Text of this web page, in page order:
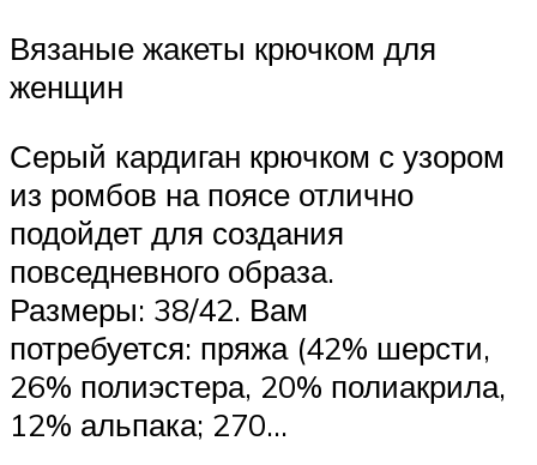
Вязаные жакеты крючком для
женщин
Серый кардиган крючком с узором
из ромбов на поясе отлично
подойдет для создания
повседневного образа.
Размеры: 38/42. Вам
потребуется: пряжа (42% шерсти,
26% полиэстера, 20% полиакрила,
12% альпака; 270…